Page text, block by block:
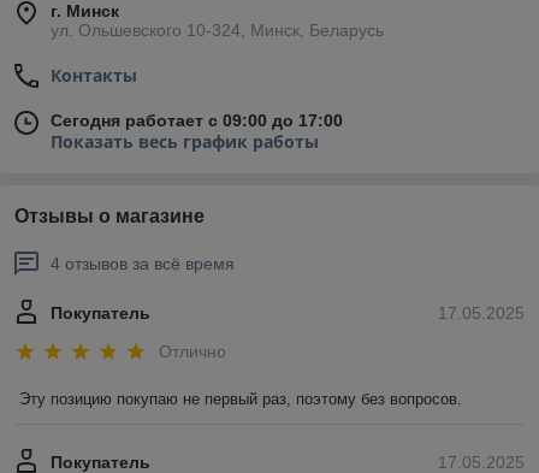
г. Минск
ул. Ольшевского 10-324, Минск, Беларусь
Контакты
Сегодня работает с 09:00 до 17:00
Показать весь график работы
Отзывы о магазине
4 отзывов за всё время
17.05.2025
Покупатель
Отлично
Эту позицию покупаю не первый раз, поэтому без вопросов.
17.05.2025
Покупатель